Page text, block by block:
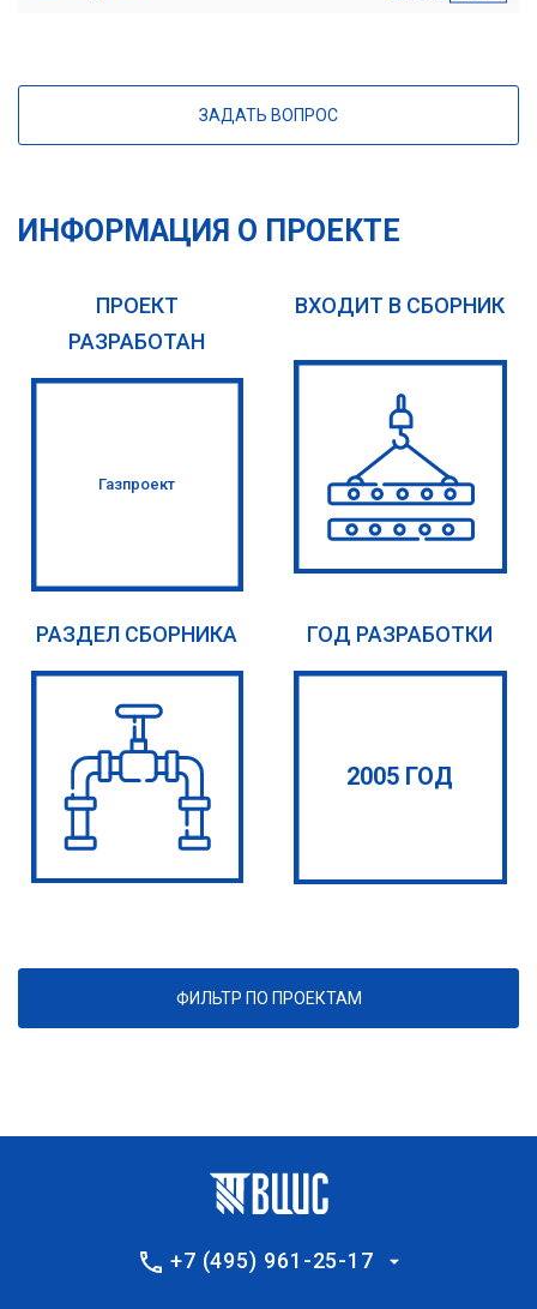
ЗАДАТЬ ВОПРОС
ИНФОРМАЦИЯ О ПРОЕКТЕ
ПРОЕКТ
РАЗРАБОТАН
Газпроект
ВХОДИТ В СБОРНИК
РАЗДЕЛ СБОРНИКА ГОД РАЗРАБОТКИ
2005 ГОД
ФИЛЬТР ПО ПРОЕКТАМ
+7 (495) 961-25-17